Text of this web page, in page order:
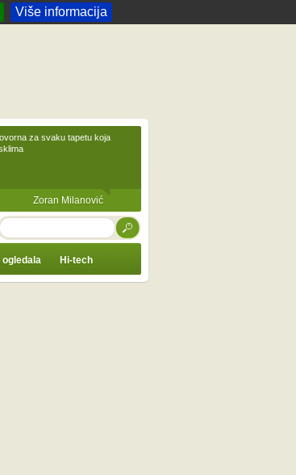
Više informacija
za svaku tapetu koja
Zoran Milanović
TRAŽI
ogledala Hi-tech